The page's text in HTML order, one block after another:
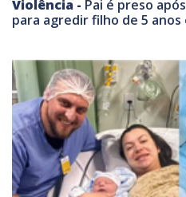
Violência - Pai é preso
para agredir filho de 5 anos